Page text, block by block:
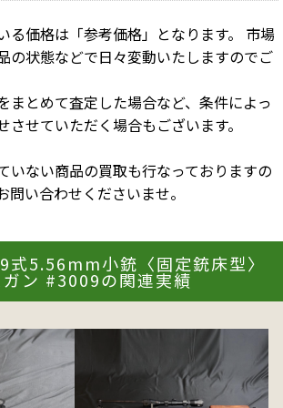
る価格は「参考価格」となります。 市場
の状態などで日々変動いたしますのでご
まとめて査定した場合など、条件によっ
させていただく場合もございます。
いない商品の買取も行なっておりますの
問い合わせくださいませ。
式5.56mm小銃〈固定銃床型〉
ガン #3009の関連実績